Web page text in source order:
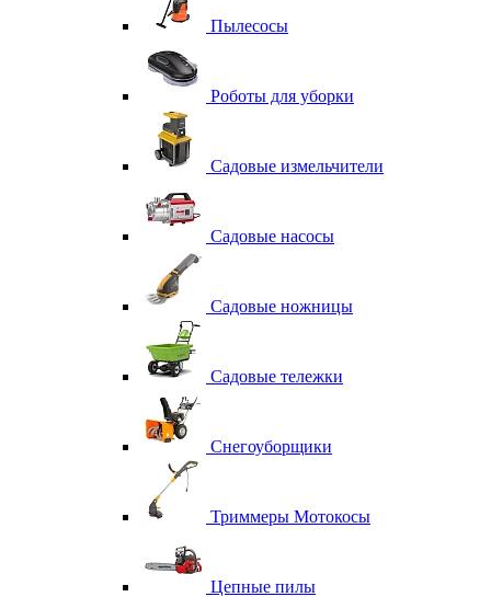
Пылесосы
Роботы для уборки
Садовые измельчители
Садовые насосы
Садовые ножницы
Садовые тележки
Снегоуборщики
Триммеры Мотокосы
Цепные пилы